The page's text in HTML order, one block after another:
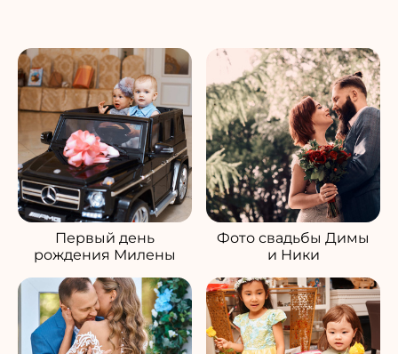
Первый день
рождения Милены
Фото свадьбы Димы
и Ники